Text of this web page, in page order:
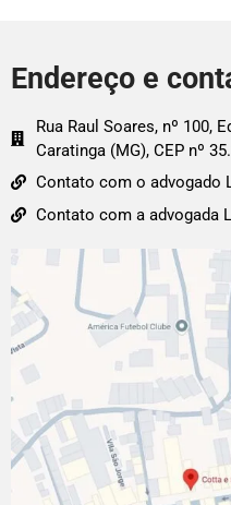
Endereço e
Rua Raul Soares, nº 100,
Caratinga (MG), CEP nº
Contato com o advogado
Contato com a advogada